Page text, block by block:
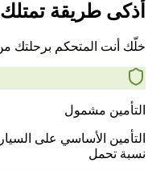
أذكى طريقة
خلّك أنت المتحكم برحلتك
التأمين مشمول
التأمين الأساسي على
نسبة تحمل